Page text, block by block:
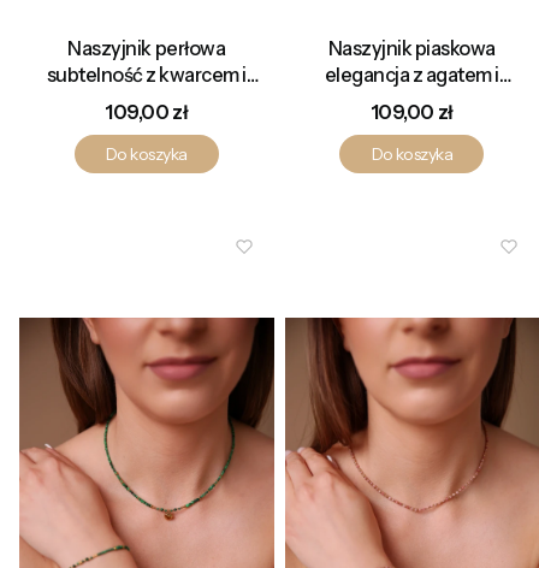
Naszyjnik perłowa
subtelność z kwarcem i
kryształami
Cena
109,00 zł
Do koszyka
Naszyjnik piaskowa
elegancja z agatem i
turkusem
Cena
109,00 zł
Do koszyka